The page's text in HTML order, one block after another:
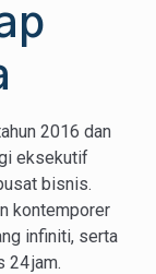
2016 dan
eksekutif
bisnis.
kontemporer
infiniti, serta
24 jam.